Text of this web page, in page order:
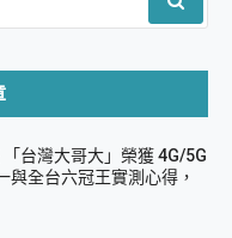
台灣大哥大」榮獲 4G/5G
與全台六冠王實測心得，